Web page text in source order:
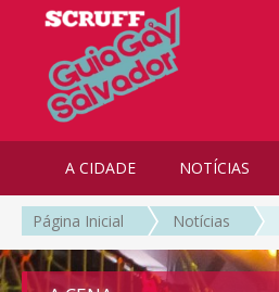
A CIDADE NOTÍCIAS
Página Inicial Notícias